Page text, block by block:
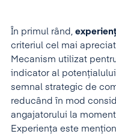
În primul rând,
criteriul cel mai
Mecanism utilizat
indicator al
semnal strategic de
reducând în mod
angajatorului la
Experiența este